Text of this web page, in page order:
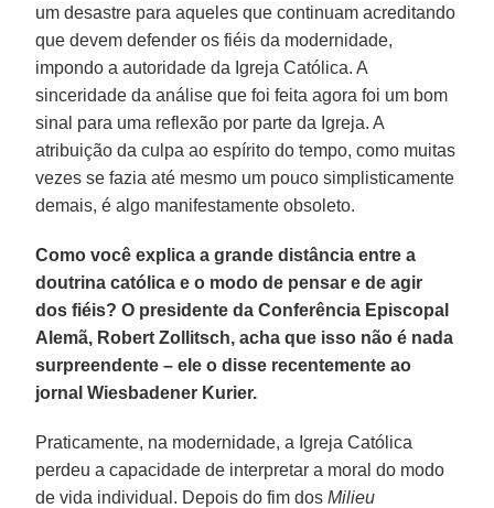
um desastre para aqueles que continuam acreditando
que devem defender os fiéis da modernidade,
impondo a autoridade da Igreja Católica. A
sinceridade da análise que foi feita agora foi um bom
sinal para uma reflexão por parte da Igreja. A
atribuição da culpa ao espírito do tempo, como muitas
vezes se fazia até mesmo um pouco simplisticamente
demais, é algo manifestamente obsoleto.
Como você explica a grande distância entre a
doutrina católica e o modo de pensar e de agir
dos fiéis? O presidente da Conferência Episcopal
Alemã, Robert Zollitsch, acha que isso não é nada
surpreendente – ele o disse recentemente ao
jornal Wiesbadener Kurier.
Praticamente, na modernidade, a Igreja Católica
perdeu a capacidade de interpretar a moral do modo
de vida individual. Depois do fim dosMilieu